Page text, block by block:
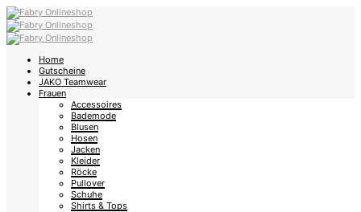
Home
Gutscheine
JAKO Teamwear
Frauen
Accessoires
Bademode
Blusen
Hosen
Jacken
Kleider
Röcke
Pullover
Schuhe
Shirts & Tops